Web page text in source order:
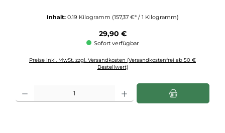
Inhalt: 0.19 Kilogramm (157,37 €* / 1 Kilogramm)
Regulärer Preis:
29,90 €
Sofort verfügbar
Preise inkl. MwSt. zzgl. Versandkosten (Versandkostenfrei ab 50 €
Bestellwert)
Produkt Anzahl: Gib den gewünschten Wert ein oder benutze die Schaltflächen